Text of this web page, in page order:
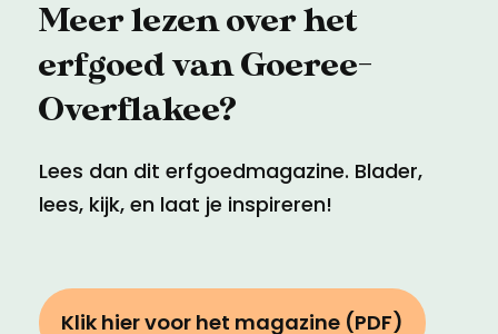
Meer lezen over het
erfgoed van Goeree-
Overflakee?
Lees dan dit erfgoedmagazine. Blader,
lees, kijk, en laat je inspireren!
Klik hier voor het magazine (PDF)